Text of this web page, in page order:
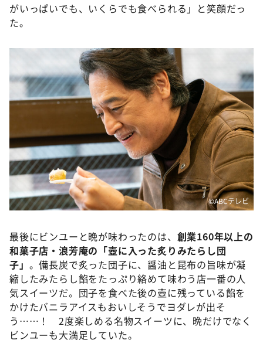
がいっぱいでも、いくらでも食べられる」と笑顔だっ
た。
©ABCテレビ
最後にビンユーと晩が味わったのは、 創業160年以上の
和菓子店・浪芳庵の「壺に入った炙りみたらし団
子」 。備長炭で炙った団子に、醤油と昆布の旨味が凝
縮したみたらし餡をたっぷり絡めて味わう店一番の人
気スイーツだ。団子を食べた後の壺に残っている餡を
かけたバニラアイスもおいしそうでヨダレが出そ
う……！ 2度楽しめる名物スイーツに、晩だけでなく
ビンユーも大満足していた。